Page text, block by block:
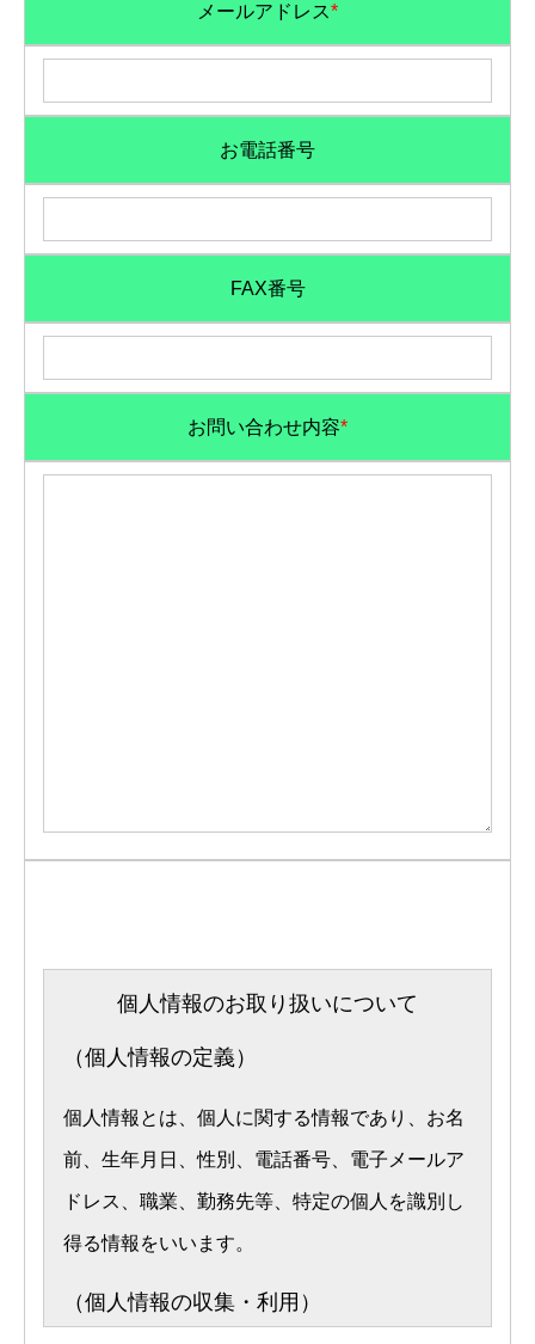
メールアドレス*
お電話番号
FAX番号
お問い合わせ内容*
個人情報のお取り扱いについて
（個人情報の定義）
個人情報とは、個人に関する情報であり、お名
前、生年月日、性別、電話番号、電子メールア
ドレス、職業、勤務先等、特定の個人を識別し
得る情報をいいます。
（個人情報の収集・利用）